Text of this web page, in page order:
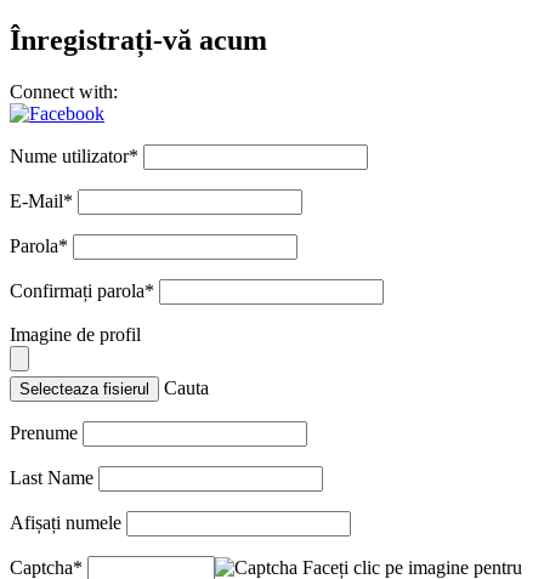
Înregistrați-vă acum
Connect with:
Nume utilizator*
E-Mail*
Parola*
Confirmați parola*
Imagine de profil
Selecteaza fisierul Cauta
Prenume
Last Name
Afișați numele
Captcha*
Faceți clic pe imagine pentru